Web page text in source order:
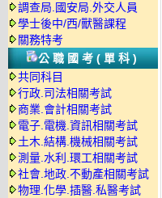
調查局.國安局.外交人員
學士後中/西/獸醫課程
關務特考
公職國考(單科)
共同科目
行政.司法相關考試
商業.會計相關考試
電子.電機.資訊相關考試
土木.結構.機械相關考試
測量.水利.環工相關考試
社會.地政.不動產相關考試
物理.化學.插醫.私醫考試